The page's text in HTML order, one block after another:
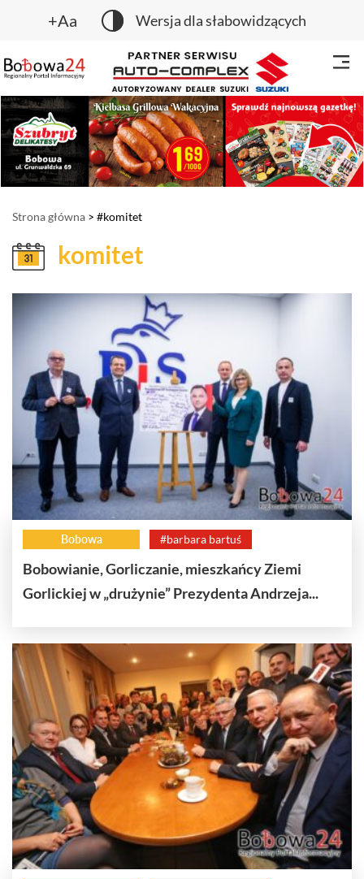
+Aa Wersja dla słabowidzących
Strona główna > #komitet
komitet
Bobowa #barbara bartuś
Bobowianie, Gorliczanie, mieszkańcy Ziemi
Gorlickiej w „drużynie” Prezydenta Andrzeja...